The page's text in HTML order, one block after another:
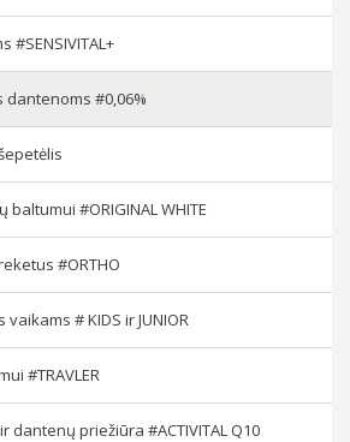
#SENSIVITAL+
#0,06%
#ORIGINAL WHITE
#ORTHO
# KIDS ir JUNIOR
#TRAVLER
dantenų priežiūra #ACTIVITAL Q10